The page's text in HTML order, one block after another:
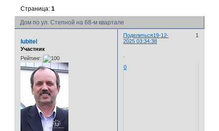
Дом по ул. Степной на 68-м квартале
Страница:1
Поделиться 1
19-12-
2025 03:34:38
lubitel
Участник
Рейтинг:
0